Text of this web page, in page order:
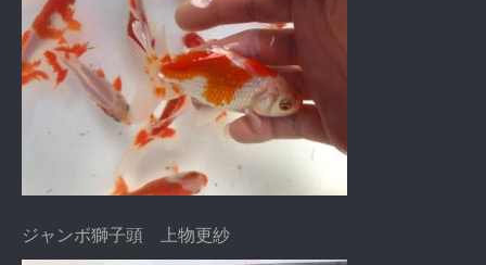
ジャンボ獅子頭 上物更紗